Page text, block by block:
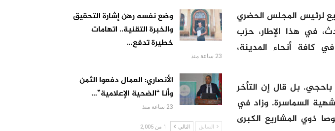
لرئيس المجلس الحضري
في هذا الإطار، حزب
كافة أنحاء المدينة،
بل قال إن التأخر
السماسرة. وزاد في
ذوي المشاريع الكبرى
وضع نفسه رهن إشارة التحقيق
والخبرة التقنية.. اتهامات
خطيرة تدفع…
23 ساعة منذ
الأنصاري: العمال دفعوا الثمن
وأنا “الضحية الإعلامية”…
23 ساعة منذ
السابق التالي 1 من 2,005